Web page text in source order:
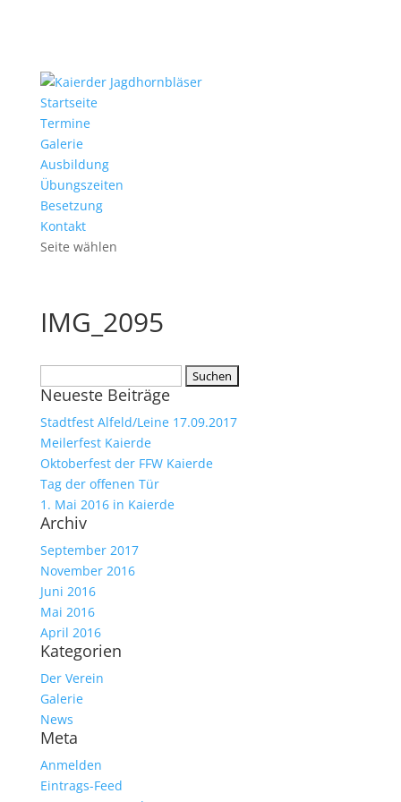
Startseite
Termine
Galerie
Ausbildung
Übungszeiten
Besetzung
Kontakt
Seite wählen
IMG_2095
nach:
Neueste Beiträge
Stadtfest Alfeld/Leine 17.09.2017
Meilerfest Kaierde
Oktoberfest der FFW Kaierde
Tag der offenen Tür
1. Mai 2016 in Kaierde
Archiv
September 2017
November 2016
Juni 2016
Mai 2016
April 2016
Kategorien
Der Verein
Galerie
News
Meta
Anmelden
Eintrags-Feed